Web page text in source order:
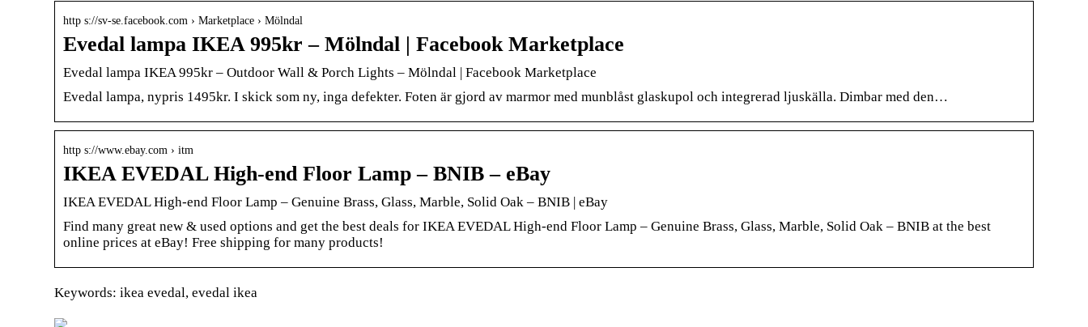
http s://sv-se.facebook.com › Marketplace › Mölndal
Evedal lampa IKEA 995kr – Mölndal | Facebook Marketplace
Evedal lampa IKEA 995kr – Outdoor Wall & Porch Lights – Mölndal | Facebook Marketplace
Evedal lampa, nypris 1495kr. I skick som ny, inga defekter. Foten är gjord av marmor med munblåst glaskupol och integrerad ljuskälla. Dimbar med den…
http s://www.ebay.com › itm
IKEA EVEDAL High-end Floor Lamp – BNIB – eBay
IKEA EVEDAL High-end Floor Lamp – Genuine Brass, Glass, Marble, Solid Oak – BNIB | eBay
Find many great new & used options and get the best deals for IKEA EVEDAL High-end Floor Lamp – Genuine Brass, Glass, Marble, Solid Oak – BNIB at the best
online prices at eBay! Free shipping for many products!
Keywords: ikea evedal, evedal ikea